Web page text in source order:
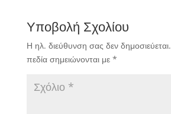
Υποβολή Σχολίου
Η ηλ. διεύθυνση σας δεν δημοσιεύεται.
πεδία σημειώνονται με *